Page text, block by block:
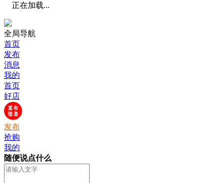
正在加载...
全局导航
首页
发布
消息
我的
首页
好店
发布
抢购
我的
随便说点什么